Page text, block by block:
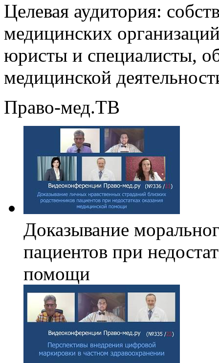
Целевая аудитория:
медицинских
юристы и специалисты,
медицинской
Право-мед.ТВ
Доказывание
пациентов при
помощи